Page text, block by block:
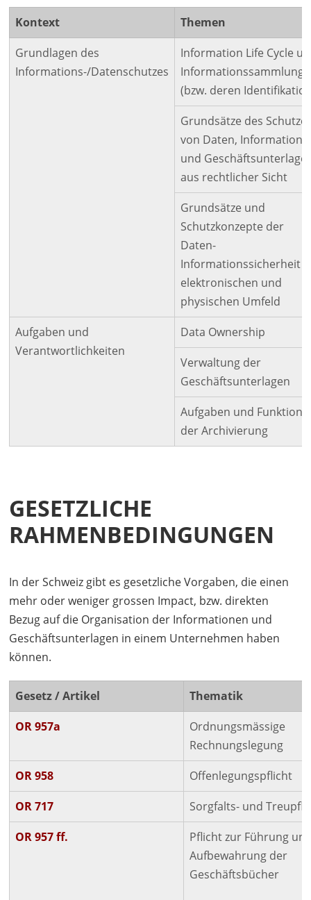
Kontext
Themen
Grundlagen des
Informations-/Datenschutzes
Information Life Cycle
(bzw. deren
Grundsätze des
von Daten,
und
aus rechtlicher Sicht
Grundsätze und
Schutzkonzepte der
Daten-
Informationssicherheit
elektronischen und
physischen Umfeld
Aufgaben und
Verantwortlichkeiten
Data Ownership
Verwaltung der
Geschäftsunterlagen
Aufgaben und Funktion
der Archivierung
GESETZLICHE
RAHMENBEDINGUNGEN
In der Schweiz gibt es gesetzliche Vorgaben, die einen
mehr oder weniger grossen Impact, bzw. direkten
Bezug auf die Organisation der Informationen und
Geschäftsunterlagen in einem Unternehmen haben
können.
Gesetz / Artikel
Thematik
OR 957a
Ordnungsmässige
Rechnungslegung
OR 958
Offenlegungspflicht
OR 717
Sorgfalts- und
OR 957 ff.
Pflicht zur Führung
Aufbewahrung der
Geschäftsbücher